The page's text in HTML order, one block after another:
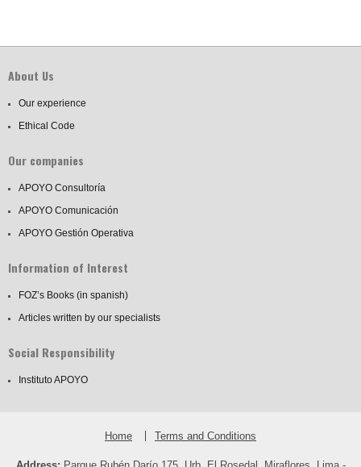
About Us
Our experience
Ethical Code
Our companies
APOYO Consultoría
APOYO Comunicación
APOYO Gestión Operativa
Information of Interest
FOZ’s Books (in spanish)
Articles written by our specialists
Social Responsibility
Instituto APOYO
Home Terms and Conditions